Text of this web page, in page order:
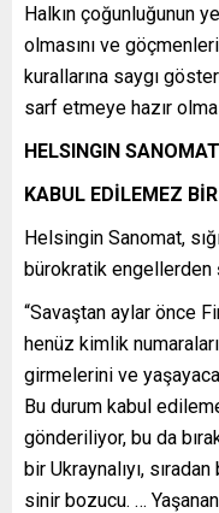
Halkın çoğunluğunun
olmasını ve
kurallarına saygı
sarf etmeye hazır
HELSINGIN
KABUL EDİLEMEZ
Helsingin Sanomat,
bürokratik engellerden
“Savaştan aylar önce
henüz kimlik
girmelerini ve
Bu durum kabul
gönderiliyor, bu da
bir Ukraynalıyı,
sinir bozucu. …